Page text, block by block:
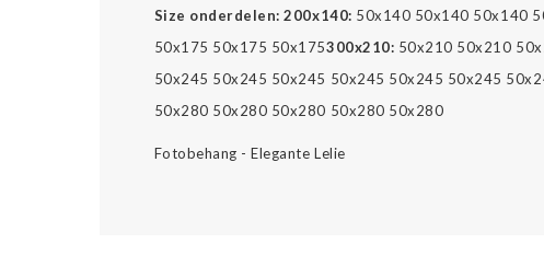
Size onderdelen:200x140: 50x140 50x140 50x140
50x175 50x175 50x175300x210: 50x210 50x210
50x245 50x245 50x245 50x245 50x245 50x245
50x280 50x280 50x280 50x280 50x280
Fotobehang - Elegante Lelie